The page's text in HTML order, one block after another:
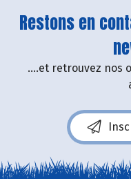
Restons en
....et retrouvez nos